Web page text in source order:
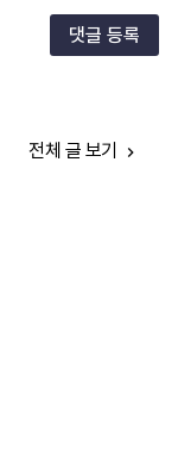
댓글 등록
전체 글 보기